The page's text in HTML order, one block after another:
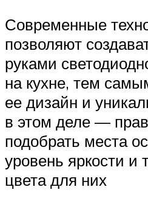
Современные
позволяют
руками
на кухне, тем
ее дизайн и
в этом деле —
подобрать места
уровень яркости и
цвета для них